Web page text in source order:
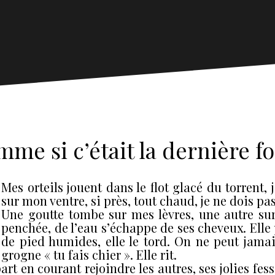
si c’était la dernière
Mes orteils jouent dans le flot glacé du torrent,
sur mon ventre, si près, tout chaud, je ne dois
Une goutte tombe sur mes lèvres, une autre
penchée, de l’eau s’échappe de ses cheveux.
de pied humides, elle le tord. On ne peut
grogne « tu fais chier ». Elle rit.
en courant rejoindre les autres, ses jolies